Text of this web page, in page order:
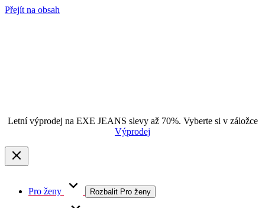
Přejít na obsah
Letní výprodej na EXE JEANS slevy až 70%. Vyberte si v záložce
Výprodej
Pro ženy Rozbalit Pro ženy